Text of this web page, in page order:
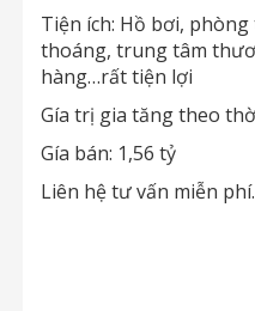
Tiện ích: Hồ bơi,
thoáng, trung tâm
hàng…rất tiện lợi
Gía trị gia tăng theo
Gía bán: 1,56 tỷ
Liên hệ tư vấn miễn phí.